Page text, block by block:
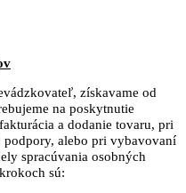
získavame od
na poskytnutie
a dodanie tovaru, pri
alebo pri vybavovaní
spracúvania osobných
sú: